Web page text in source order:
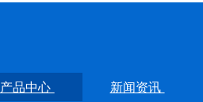
产品中心 新闻资讯